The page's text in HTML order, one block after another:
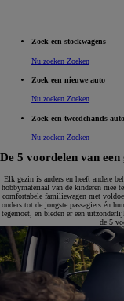
Zoek een stockwagens
Nu zoeken Zoeken
Zoek een nieuwe auto
Nu zoeken Zoeken
Zoek een tweedehands auto
Nu zoeken Zoeken
De 5 voordelen van
Elk gezin is anders en heeft andere
hobbymateriaal van de kinderen mee
comfortabele familiewagen met
ouders tot de jongste passagiers én
tegemoet, en bieden er een
de 5